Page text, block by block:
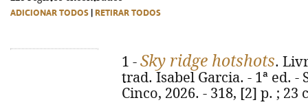
ADICIONAR TODOS RETIRAR TODOS
1 - Sky ridge hotshots.
trad. Isabel Garcia. - 1ª ed. -
Cinco, 2026. - 318, [2] p. ; 23